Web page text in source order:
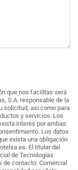
que nos facilitas será
S.A. responsable de la
solicitud, así como para
y servicios. Los
interés por ambas
Los datos
exista una obligación
El titular del
de Tecnologías
de contacto: Comercial